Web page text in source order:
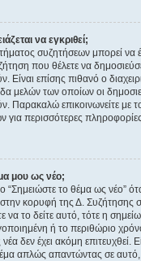
να εγκριθεί;
συζητήσεων μπορεί να
που θέλετε να
Είναι επίσης πιθανό ο
μελών των οποίων οι
Παρακαλώ επικοινωνείτε με
για περισσότερες
μου ως νέο;
το θέμα ως νέο”
στην κορυφή της Δ. Συζήτησης
να το δείτε αυτό, τότε η
ή το περιθώριο
δεν έχει ακόμη επιτευχθεί.
απλώς απαντώντας σε